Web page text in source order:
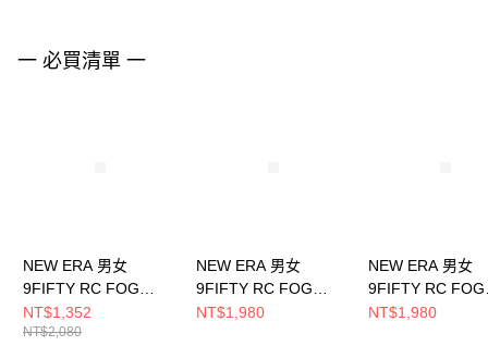
一 必買清單 一
NEW ERA 男女
9FIFTY RC FOG
27395 洛杉磯湖人 藍
NE60792605
NT$1,352
NT$2,080
NEW ERA 男女
9FIFTY RC FOG
31974 達拉斯牛仔 海
NT$1,980
NEW ERA 男女
9FIFTY RC FOG
31974 紐約巨人
NT$1,980